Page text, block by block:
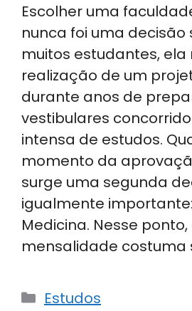
Escolher uma
nunca foi uma decisão
muitos estudantes,
realização de um
durante anos de
vestibulares
intensa de estudos.
momento da
surge uma segunda
igualmente
Medicina. Nesse ponto,
mensalidade costuma
Categorias
Estudos